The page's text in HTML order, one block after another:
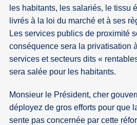
les habitants, les salariés, le tissu
livrés à la loi du marché et à ses
Les services publics de proximité
conséquence sera la privatisation
services et secteurs dits «
sera salée pour les habitants.
Monsieur le Président, cher
déployez de gros efforts pour que
sente pas concernée par cette